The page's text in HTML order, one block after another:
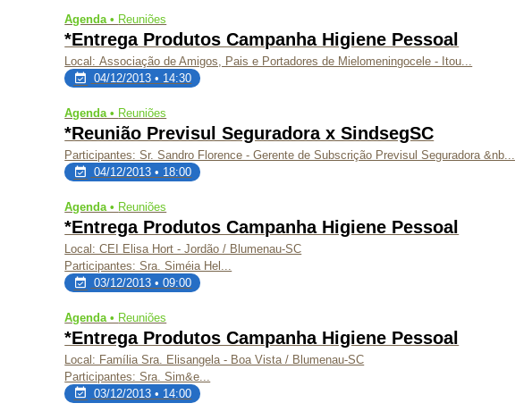
Agenda • Reuniões
*Entrega Produtos Campanha Higiene Pessoal
Local: Associação de Amigos, Pais e Portadores de Mielomeningocele - Itou...
04/12/2013 • 14:30
Agenda • Reuniões
*Reunião Previsul Seguradora x SindsegSC
Participantes: Sr. Sandro Florence - Gerente de Subscrição Previsul Seguradora &nb...
04/12/2013 • 18:00
Agenda • Reuniões
*Entrega Produtos Campanha Higiene Pessoal
Local: CEI Elisa Hort - Jordão / Blumenau-SC
Participantes: Sra. Siméia Hel...
03/12/2013 • 09:00
Agenda • Reuniões
*Entrega Produtos Campanha Higiene Pessoal
Local: Família Sra. Elisangela - Boa Vista / Blumenau-SC
Participantes: Sra. Sim&e...
03/12/2013 • 14:00